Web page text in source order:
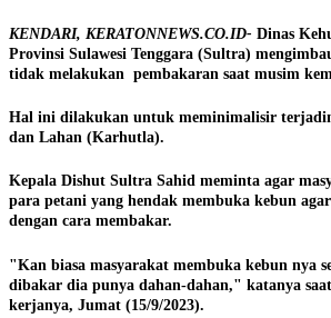
KENDARI, KERATONNEWS.CO.ID- Dinas
Provinsi Sulawesi Tenggara (Sultra)
tidak melakukan pembakaran saat musim
Hal ini dilakukan untuk meminimalisir
dan Lahan (Karhutla).
Kepala Dishut Sultra Sahid meminta agar
para petani yang hendak membuka kebun
dengan cara membakar.
"Kan biasa masyarakat membuka kebun nya
dibakar dia punya dahan-dahan," katanya
kerjanya, Jumat (15/9/2023).